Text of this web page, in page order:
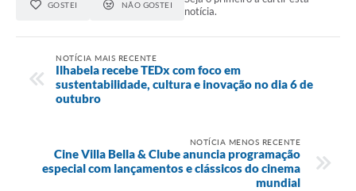
GOSTEI NÃO GOSTEI
notícia.
NOTÍCIA MAIS RECENTE
Ilhabela recebe TEDx com foco em
sustentabilidade, cultura e inovação no dia 6 de
outubro
NOTÍCIA MENOS RECENTE
Cine Villa Bella & Clube anuncia programação
especial com lançamentos e clássicos do cinema
mundial